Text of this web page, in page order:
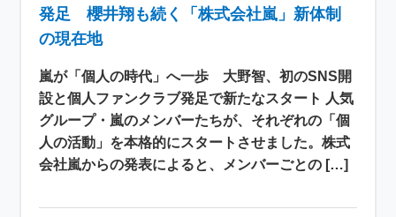
発足 櫻井翔も続く「株式会社嵐」新体制
の現在地
嵐が「個人の時代」へ一歩 大野智、初のSNS開
設と個人ファンクラブ発足で新たなスタート 人気
グループ・嵐のメンバーたちが、それぞれの「個
人の活動」を本格的にスタートさせました。株式
会社嵐からの発表によると、メンバーごとの […]